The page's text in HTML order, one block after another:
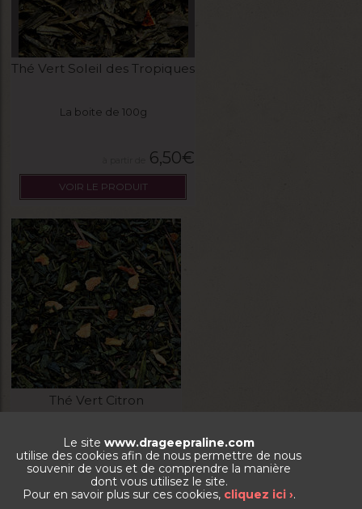
Thé Vert Soleil des Tropiques
La boite de 100g
6,50€
VOIR LE PRODUIT
Thé Vert Citron
La boite de 100g
6,50€
Le site www.drageepraline.com
utilise des cookies afin de nous permettre de nous
souvenir de vous et de comprendre la manière
dont vous utilisez le site.
Pour en savoir plus sur ces cookies, cliquez ici ›.